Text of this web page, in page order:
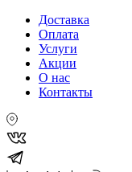
Доставка
Оплата
Услуги
Акции
О нас
Контакты